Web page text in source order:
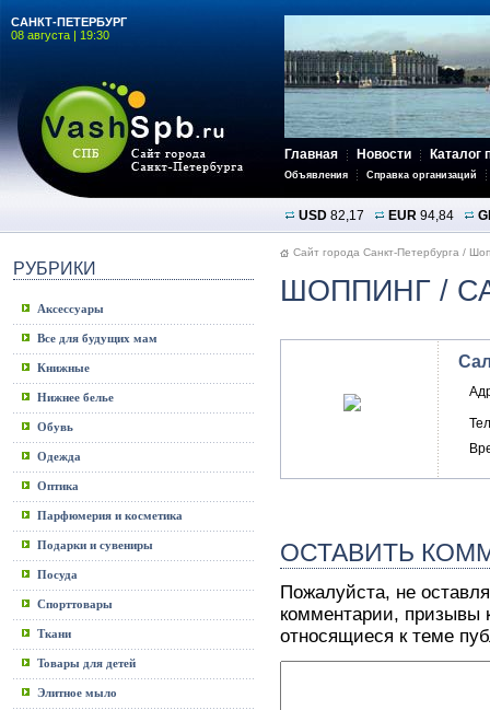
САНКТ-ПЕТЕРБУРГ
08 августа | 19:30
Главная Новости Каталог
Объявления Справка организаций
USD 82,17 EUR 94,84
РУБРИКИ
Аксессуары
Все для будущих мам
Книжные
Нижнее белье
Обувь
Одежда
Оптика
Парфюмерия и косметика
Подарки и сувениры
Посуда
Спорттовары
Ткани
Товары для детей
Элитное мыло
Сайт города Санкт-Петербурга /
ШОППИНГ /
ОСТАВИТЬ
Пожалуйста, не
комментарии, призывы
относящиеся к теме